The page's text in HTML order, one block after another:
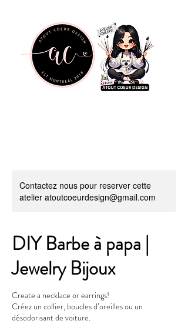
Contactez nous pour reserver cette
atelier atoutcoeurdesign@gmail.com
DIY Barbe à papa |
Jewelry Bijoux
Create a necklace or earrings!
Créez un collier, boucles d’oreilles ou un
désodorisant de voiture.